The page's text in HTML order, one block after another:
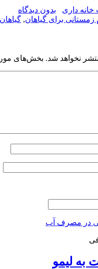
خانه داری
بدون دیدگاه
زمستانی برای گیاهان, گیاهان
نخواهد شد. بخش‌های
به لیمو